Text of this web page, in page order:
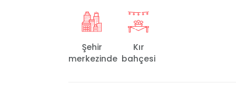
Şehir
merkezinde
Kır
bahçesi